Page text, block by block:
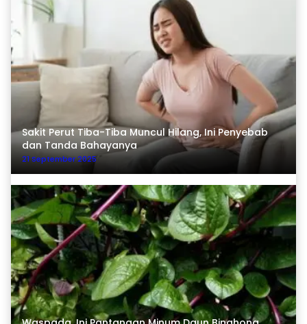
Sakit Perut Tiba-Tiba Muncul Hilang, Ini Penyebab
dan Tanda Bahayanya
21 September 2025